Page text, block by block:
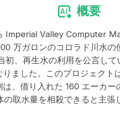
概要
Imperial Valley Computer
万ガロンのコロラド川水
、再生水の利用を公言し
ました。このプロジェクト
、借り入れた 160 エーカ
取水量を相殺できると主張